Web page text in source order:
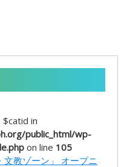
in
public_html/wp-
on line 105
教ゾーン」 オープニ